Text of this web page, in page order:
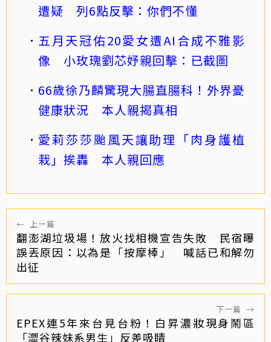
遭疑 列6點反擊：你們不懂
五月天冠佑20愛女遭AI合成不雅影
像 小玫瑰劉芯妤親回擊：已截圖
66歲徐乃麟驚現大腸直腸科！外界憂
健康狀況 本人親揭真相
愛莉莎莎颱風天讓助理「肉身護植
栽」挨轟 本人親回應
← 上一篇
翻澎湖垃圾場！放火找相機宣告失敗 民宿曝
誤丟原因：以為是「按摩棒」 喊話已和解勿
出征
下一篇 →
EPEX連5年來台見台粉！白昇濃妝現身鬧區
「澀谷辣妹系男生」反差吸睛